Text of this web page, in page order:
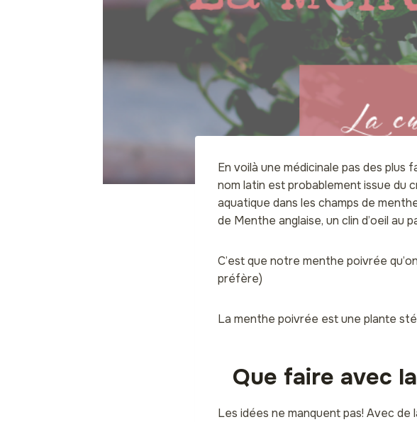
En voilà une médicinale pas des
nom latin est probablement issue du
aquatique dans les champs de
de Menthe anglaise, un clin d’oeil au
C’est que notre menthe poivrée
préfère)
La menthe poivrée est une plante
Que faire avec
Les idées ne manquent pas! Avec